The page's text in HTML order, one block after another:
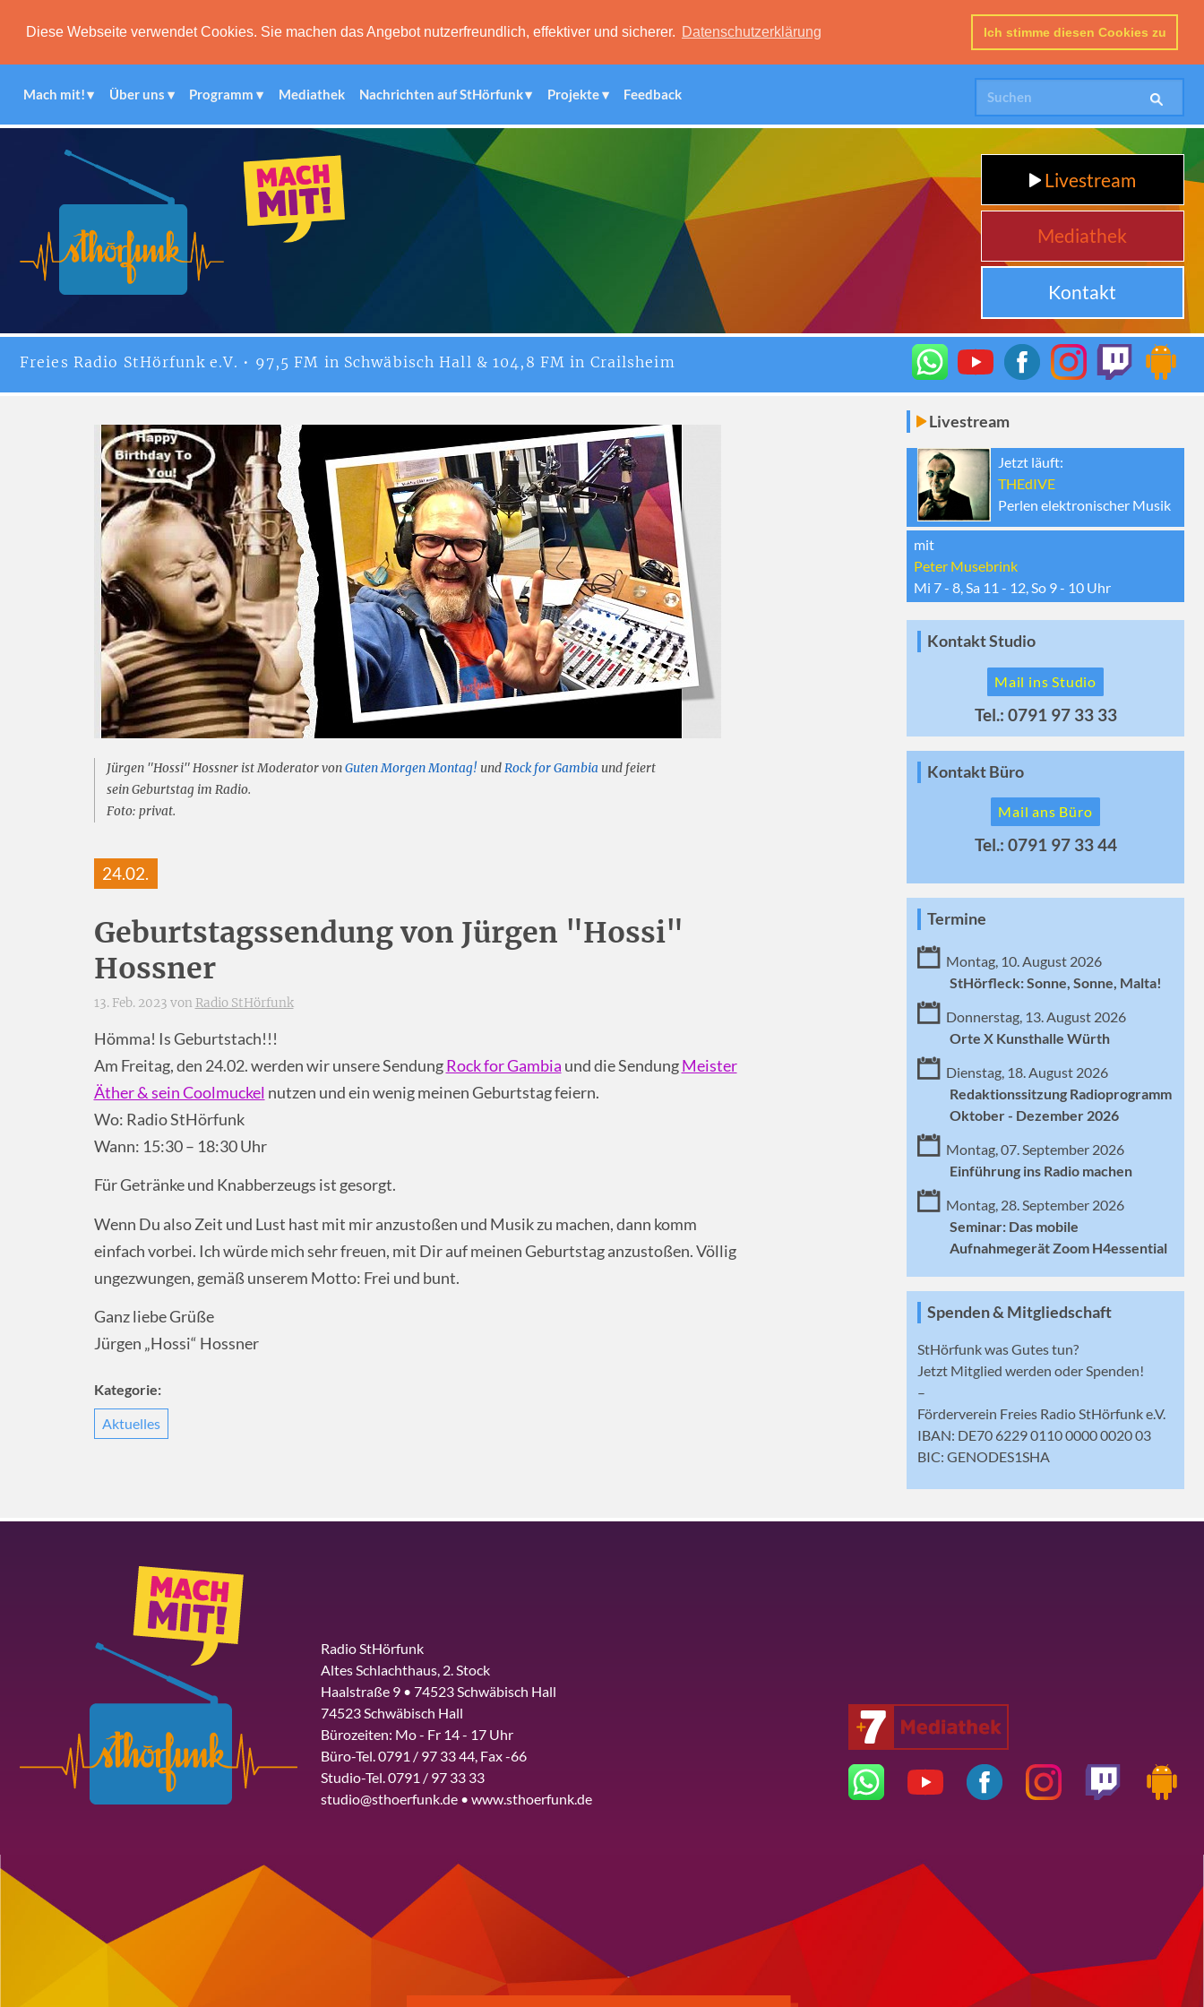
Diese Webseite verwendet Cookies. Sie machen das Angebot nutzerfreundlich, effektiver und sicherer. Datenschutzerklärung Ich stimme diesen Cookies zu
Mach mit! Über uns Programm Mediathek Nachrichten auf StHörfunk Projekte Feedback
Livestream
Mediathek
Kontakt
Freies Radio StHörfunke.V. • 97,5 FM in Schwäbisch Hall & 104,8 FM in Crailsheim
Jürgen "Hossi" Hossner ist Moderator vonGuten Morgen Montag! undRock for Gambia und feiert
sein Geburtstag im Radio.
Foto: privat.
24.02.
Geburtstagssendung von Jürgen "Hossi"
Hossner
13. Feb. 2023 von Radio StHörfunk
Hömma! Is Geburtstach!!!
Am Freitag, den 24.02. werden wir unsere SendungRock for Gambia und die SendungMeister
Äther & sein Coolmuckel nutzen und ein wenig meinen Geburtstag feiern.
Wo: Radio StHörfunk
Wann: 15:30 – 18:30 Uhr
Für Getränke und Knabberzeugs ist gesorgt.
Wenn Du also Zeit und Lust hast mit mir anzustoßen und Musik zu machen, dann komm
einfach vorbei. Ich würde mich sehr freuen, mit Dir auf meinen Geburtstag anzustoßen. Völlig
ungezwungen, gemäß unserem Motto: Frei und bunt.
Ganz liebe Grüße
Jürgen „Hossi“ Hossner
Kategorie:
Aktuelles
Livestream
Jetzt läuft:
THEdIVE
Perlen elektronischer Musik
mit
Peter Musebrink
Mi 7 - 8, Sa 11 - 12, So 9 - 10 Uhr
Kontakt Studio
Mail ins Studio
Tel.: 0791 97 33 33
Kontakt Büro
Mail ans Büro
Tel.: 0791 97 33 44
Termine
Montag, 10. August 2026
StHörfleck: Sonne, Sonne, Malta!
Donnerstag, 13. August 2026
Orte X Kunsthalle Würth
Dienstag, 18. August 2026
Redaktionssitzung Radioprogramm
Oktober - Dezember 2026
Montag, 07. September 2026
Einführung ins Radio machen
Montag, 28. September 2026
Seminar: Das mobile
Aufnahmegerät Zoom H4essential
Spenden & Mitgliedschaft
StHörfunk was Gutes tun?
Jetzt Mitglied werden oder Spenden!
–
Förderverein Freies Radio StHörfunk e.V.
IBAN: DE70 6229 0110 0000 0020 03
BIC: GENODES1SHA
Radio StHörfunk
Altes Schlachthaus, 2. Stock
Haalstraße 9 • 74523 Schwäbisch Hall
74523 Schwäbisch Hall
Bürozeiten: Mo - Fr 14 - 17 Uhr
Büro-Tel. 0791 / 97 33 44, Fax -66
Studio-Tel. 0791 / 97 33 33
studio@sthoerfunk.de • www.sthoerfunk.de